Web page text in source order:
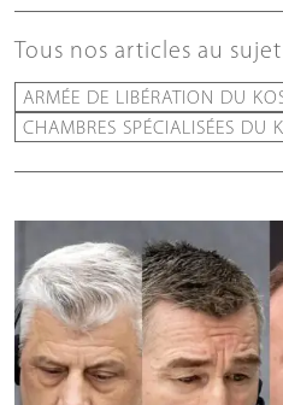
Tous nos articles au
ARMÉE DE LIBÉRATION DU
CHAMBRES SPÉCIALISÉES DU